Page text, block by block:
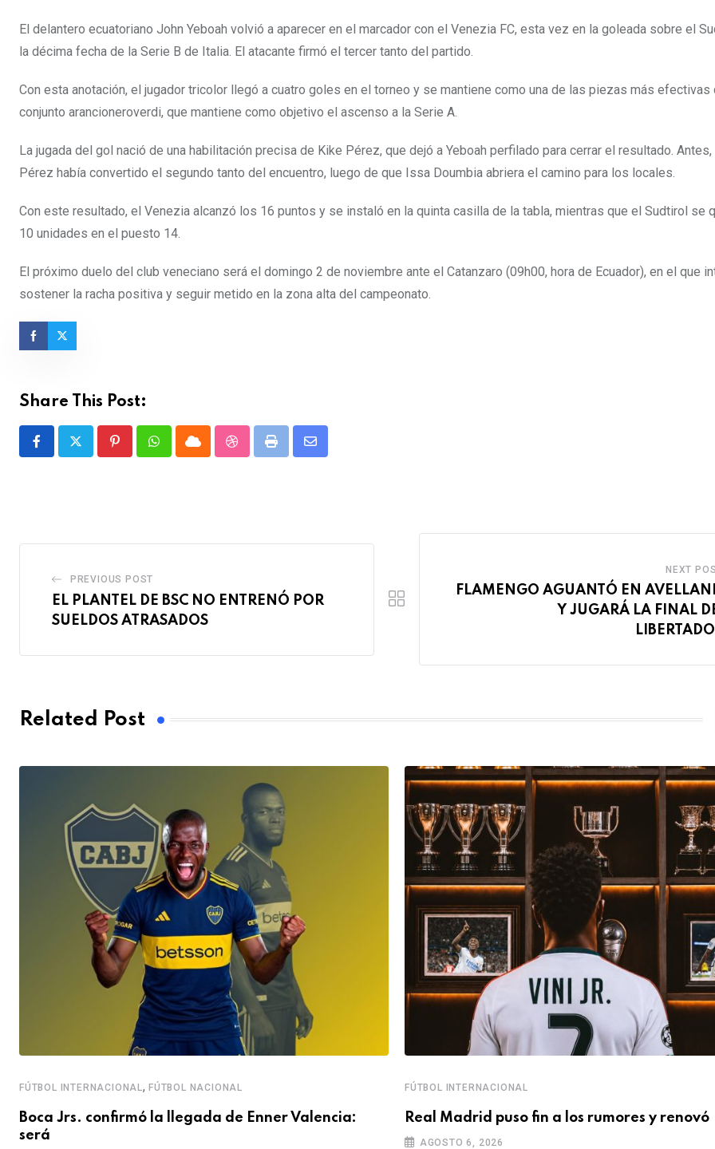
El delantero ecuatoriano John Yeboah volvió a aparecer en el marcador con el Venezia FC, esta vez en la goleada sobre el
la décima fecha de la Serie B de Italia. El atacante firmó el tercer tanto del partido.
Con esta anotación, el jugador tricolor llegó a cuatro goles en el torneo y se mantiene como una de las piezas más efectivas
conjunto arancioneroverdi, que mantiene como objetivo el ascenso a la Serie A.
La jugada del gol nació de una habilitación precisa de Kike Pérez, que dejó a Yeboah perfilado para cerrar el resultado.
Pérez había convertido el segundo tanto del encuentro, luego de que Issa Doumbia abriera el camino para los locales.
Con este resultado, el Venezia alcanzó los 16 puntos y se instaló en la quinta casilla de la tabla, mientras que el Sudtirol se
10 unidades en el puesto 14.
El próximo duelo del club veneciano será el domingo 2 de noviembre ante el Catanzaro (09h00, hora de Ecuador), en el que
sostener la racha positiva y seguir metido en la zona alta del campeonato.
Share This Post:
PinterestWhatsappCloud StumbleUpon
Print
Share
PREVIOUS POST
EL PLANTEL DE BSC NO ENTRENÓ POR
SUELDOS ATRASADOS
NEXT
FLAMENGO AGUANTÓ EN
Y JUGARÁ LA FINAL
Related Post
FÚTBOL INTERNACIONAL , FÚTBOL NACIONAL
Boca Jrs. confirmó la llegada de Enner Valencia:
será
FÚTBOL INTERNACIONAL
Real Madrid puso fin a los rumores y renovó
AGOSTO 6, 2026